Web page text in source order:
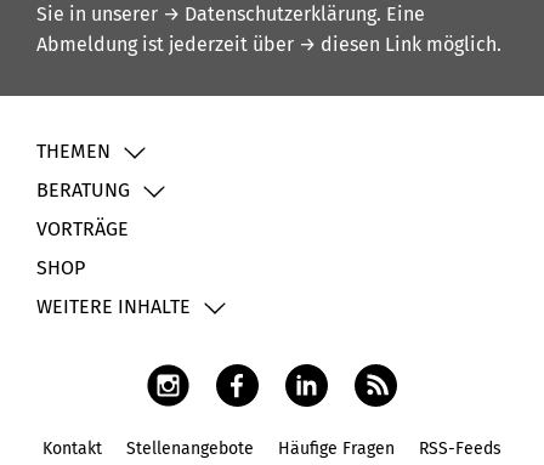
Sie in unserer → Datenschutzerklärung. Eine
Abmeldung ist jederzeit über → diesen Link möglich.
THEMEN
BERATUNG
VORTRÄGE
SHOP
WEITERE INHALTE
Kontakt Stellenangebote Häufige Fragen RSS-Feeds